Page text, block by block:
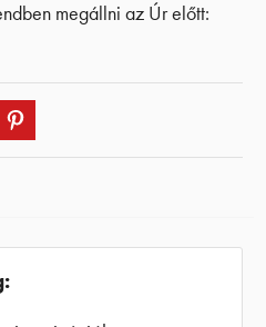
megállni az Úr előtt:
Twitter